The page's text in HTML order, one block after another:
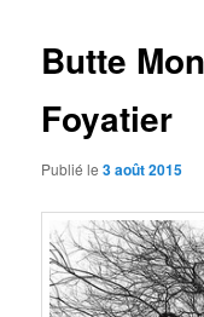
Butte
Foyatier
Publié le3 août 2015